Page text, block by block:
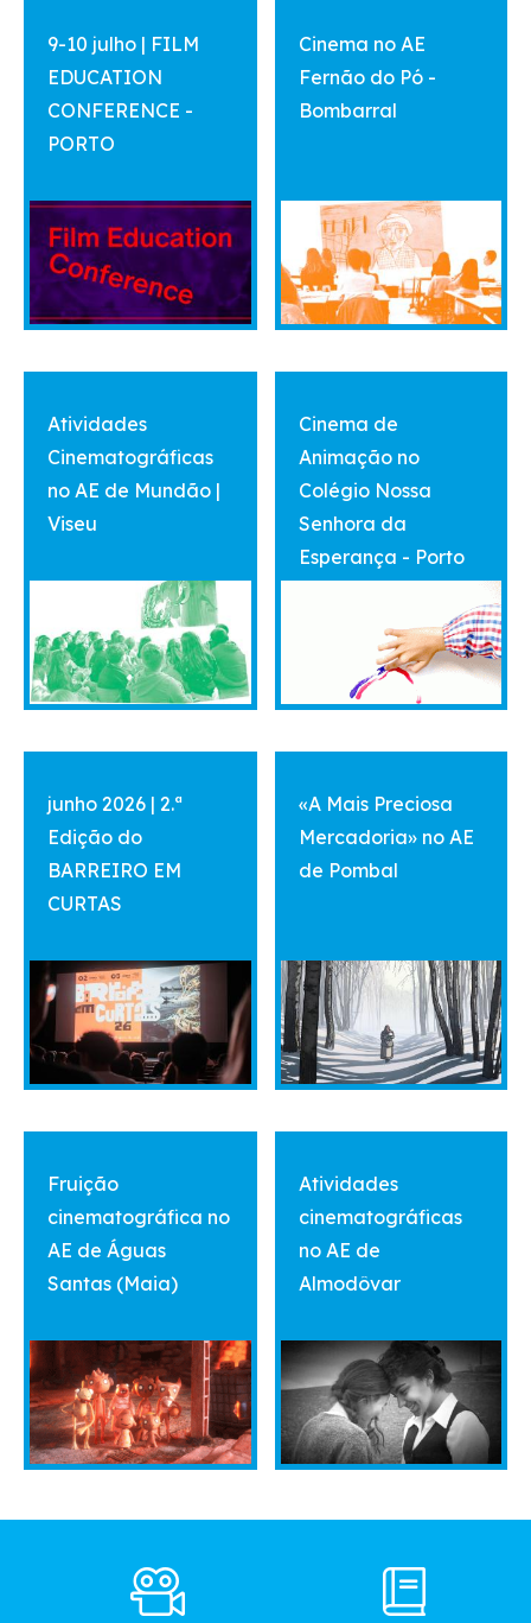
9-10 julho | FILM
EDUCATION
CONFERENCE -
PORTO
Cinema no AE
Fernão do Pó -
Bombarral
Atividades
Cinematográficas
no AE de Mundão |
Viseu
Cinema de
Animação no
Colégio Nossa
Senhora da
Esperança - Porto
junho 2026 | 2.ª
Edição do
BARREIRO EM
CURTAS
«A Mais Preciosa
Mercadoria» no AE
de Pombal
Fruição
cinematográfica no
AE de Águas
Santas (Maia)
Atividades
cinematográficas
no AE de
Almodôvar